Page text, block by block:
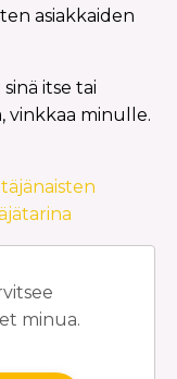
asiakkaiden
itse tai
vinkkaa minulle.
minua.